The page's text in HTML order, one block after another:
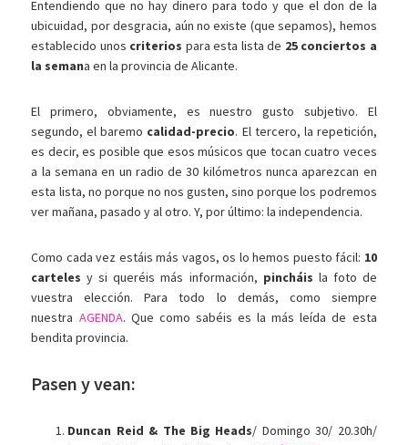
Entendiendo que no hay dinero para todo y que el don de la
ubicuidad, por desgracia, aún no existe (que sepamos), hemos
establecido unos criterios para esta lista de 25 conciertos a
la semana en la provincia de Alicante.
El primero, obviamente, es nuestro gusto subjetivo. El
segundo, el baremo calidad-precio. El tercero, la repetición,
es decir, es posible que esos músicos que tocan cuatro veces
a la semana en un radio de 30 kilómetros nunca aparezcan en
esta lista, no porque no nos gusten, sino porque los podremos
ver mañana, pasado y al otro. Y, por último: la independencia.
Como cada vez estáis más vagos, os lo hemos puesto fácil: 10
carteles y si queréis más información, pincháis la foto de
vuestra elección. Para todo lo demás, como siempre
nuestra AGENDA. Que como sabéis es la más leída de esta
bendita provincia.
Pasen y vean:
Duncan Reid & The Big Heads/ Domingo 30/ 20.30h/